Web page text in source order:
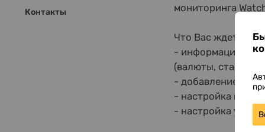
Контакты
мониторинга
Что Вас ждет на
- информационные
(валюты, ставки,
- добавление
- настройка
- настройка